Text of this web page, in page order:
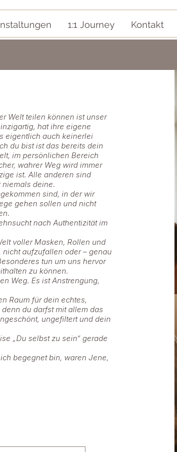
1:1 Journey Kontakt
Welt teilen können ist unser
hat ihre eigene
eigentlich auch keinerlei
du bist ist das bereits dein
im persönlichen Bereich
wahrer Weg wird immer
ist. Alle anderen sind
niemals deine.
sind, in der wir
gehen sollen und nicht
nach Authentizität im
voller Masken, Rollen und
aufzufallen oder – genau
tun um uns hervor
zu können.
Weg. Es ist Anstrengung,
Raum für dein echtes,
du darfst mit allem das
ungefiltert und dein
„Du selbst zu sein“ gerade
begegnet bin, waren Jene,